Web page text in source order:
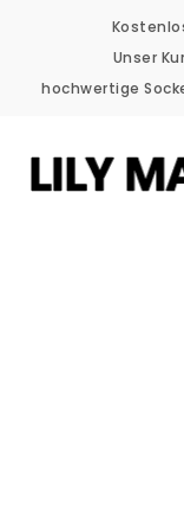
Unser
hochwertige